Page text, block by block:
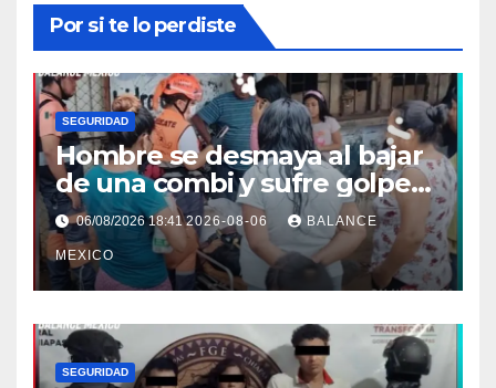
Por si te lo perdiste
SEGURIDAD
Hombre se desmaya al bajar
de una combi y sufre golpe
en la cabeza en Tapachula
06/08/2026 18:412026-08-06 BALANCE
MEXICO
SEGURIDAD